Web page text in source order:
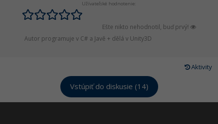
Užívateľské hodnotenie:
Ešte nikto nehodnotil, buď prvý!
Autor programuje v C# a Javě + dělá v Unity3D
Aktivity
Vstúpiť do diskusie (14)